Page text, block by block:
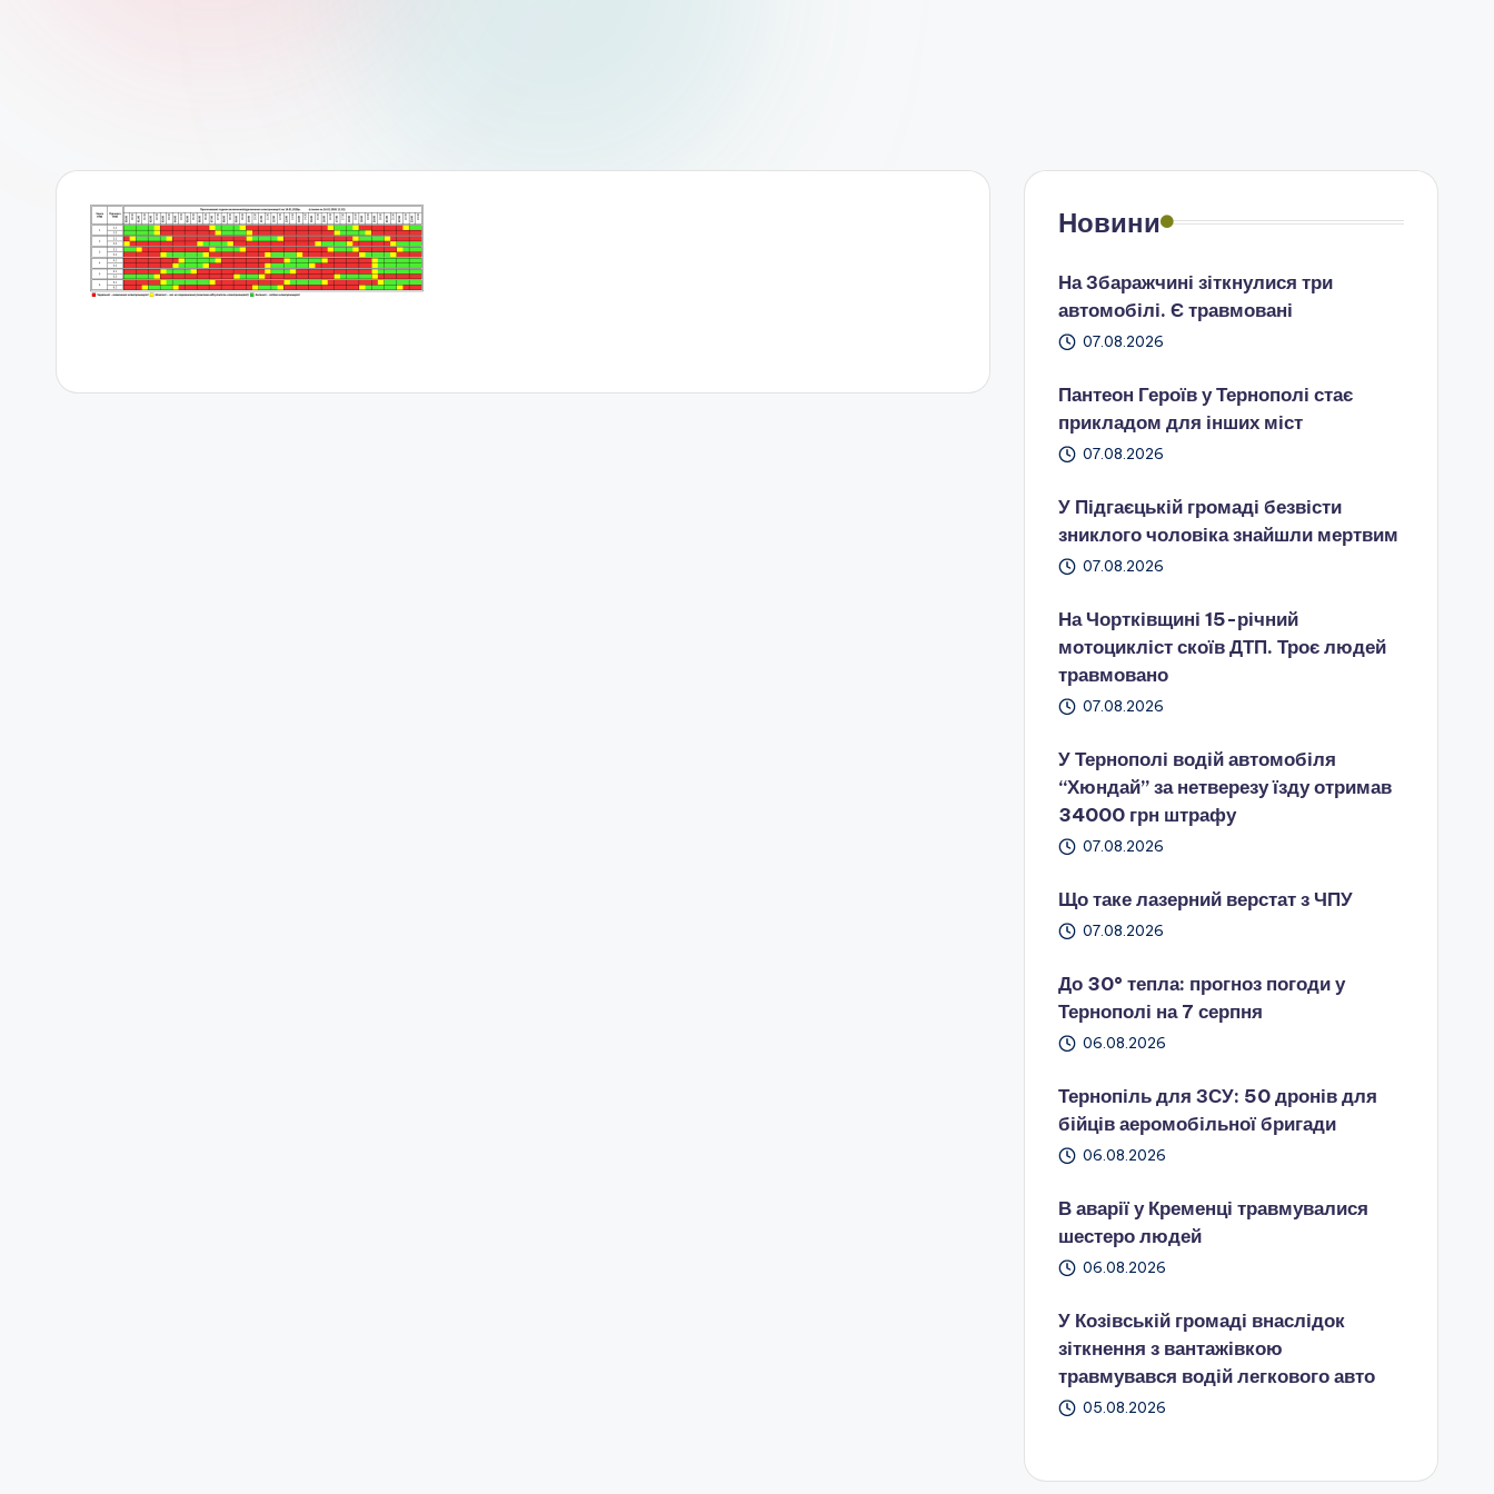
Новини
На Збаражчині зіткнулися три
автомобілі. Є травмовані
07.08.2026
Пантеон Героїв у Тернополі стає
прикладом для інших міст
07.08.2026
У Підгаєцькій громаді безвісти
зниклого чоловіка знайшли мертвим
07.08.2026
На Чортківщині 15-річний
мотоцикліст скоїв ДТП. Троє людей
травмовано
07.08.2026
У Тернополі водій автомобіля
“Хюндай” за нетверезу їзду отримав
34000 грн штрафу
07.08.2026
Що таке лазерний верстат з ЧПУ
07.08.2026
До 30° тепла: прогноз погоди у
Тернополі на 7 серпня
06.08.2026
Тернопіль для ЗСУ: 50 дронів для
бійців аеромобільної бригади
06.08.2026
В аварії у Кременці травмувалися
шестеро людей
06.08.2026
У Козівській громаді внаслідок
зіткнення з вантажівкою
травмувався водій легкового авто
05.08.2026